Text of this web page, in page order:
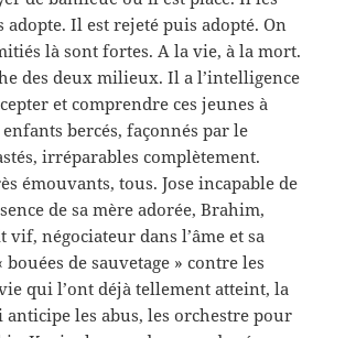
adopte. Il est rejeté puis adopté. On
là sont fortes. A la vie, à la mort.
des deux milieux. Il a l’intelligence
et comprendre ces jeunes à
bercés, façonnés par le
irréparables complètement.
émouvants, tous. Jose incapable de
de sa mère adorée, Brahim,
vif, négociateur dans l’âme et sa
bouées de sauvetage » contre les
qui l’ont déjà tellement atteint, la
les abus, les orchestre pour